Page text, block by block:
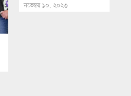
নভেম্বর ১০, ২০২৩